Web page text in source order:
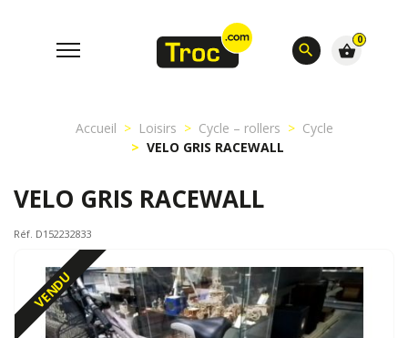
search
0
shopping_basket
Accueil Loisirs Cycle – rollers
Cycle
VELO GRIS RACEWALL
VELO GRIS RACEWALL
Réf. D152232833
VENDU